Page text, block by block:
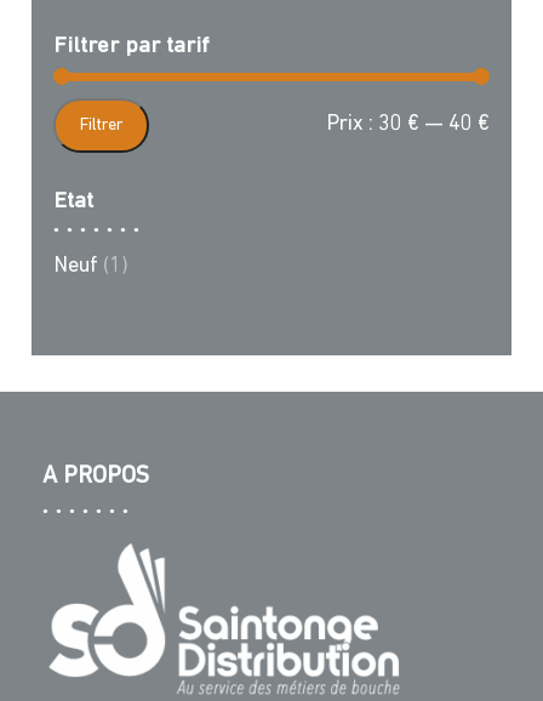
Filtrer par tarif
Filtrer Prix : 30 € — 40 €
Etat
Neuf (1)
A PROPOS